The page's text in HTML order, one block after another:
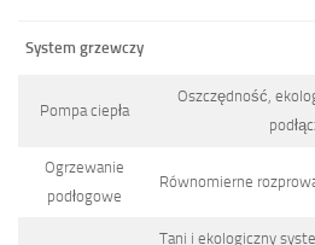
System grzewczy
Pompa ciepła
Oszczędność,
Ogrzewanie
podłogowe
Równomierne
Tani i ekologiczny